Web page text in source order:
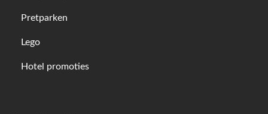
Pretparken
Lego
Hotel promoties